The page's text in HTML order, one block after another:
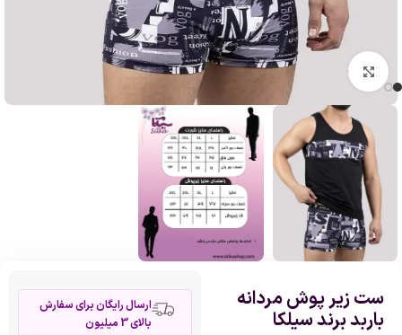
بزرگنمایی تصویر
ست زیر پوش مردانه
باربد برند سیلکا
ارسال رایگان برای سفارش
بالای 3 میلیون